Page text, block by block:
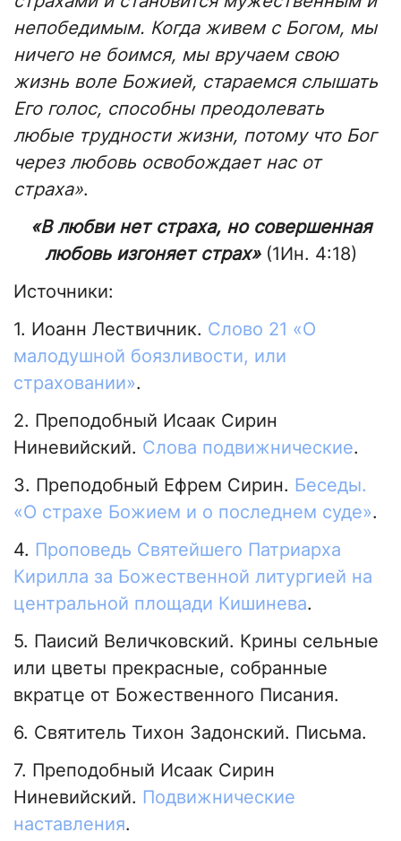
непобедимым. Когда живем с Богом, мы
ничего не боимся, мы вручаем свою
жизнь воле Божией, стараемся слышать
Его голос, способны преодолевать
любые трудности жизни, потому что Бог
через любовь освобождает нас от
страха».
«В любви нет страха, но совершенная
любовь изгоняет страх»(1Ин. 4:18)
Источники:
1. Иоанн Лествичник. Слово 21 «О
малодушной боязливости, или
страховании».
2. Преподобный Исаак Сирин
Ниневийский. Слова подвижнические.
3. Преподобный Ефрем Сирин. Беседы.
«О страхе Божием и о последнем суде».
4. Проповедь Святейшего Патриарха
Кирилла за Божественной литургией на
центральной площади Кишинева.
5. Паисий Величковский. Крины сельные
или цветы прекрасные, собранные
вкратце от Божественного Писания.
6. Святитель Тихон Задонский. Письма.
7. Преподобный Исаак Сирин
Ниневийский. Подвижнические
наставления.